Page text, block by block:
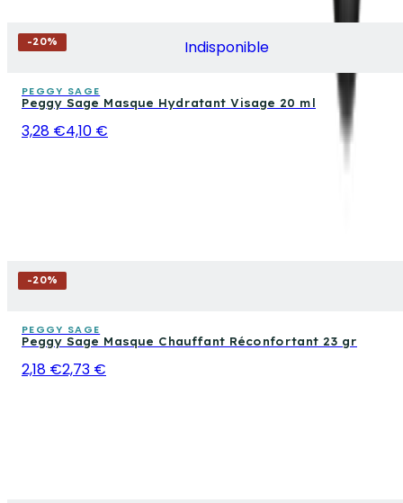
-20% Indisponible
PEGGY SAGE
Peggy Sage Masque Hydratant Visage 20 ml
3,28 €4,10 €
-20%
PEGGY SAGE
Peggy Sage Masque Chauffant Réconfortant 23 gr
2,18 €2,73 €